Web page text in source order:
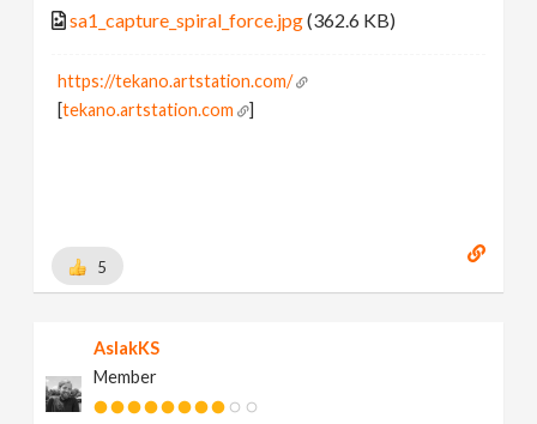
sa1_capture_spiral_force.jpg(362.6 KB)
https://tekano.artstation.com/
[tekano.artstation.com ]
5
AslakKS
Member